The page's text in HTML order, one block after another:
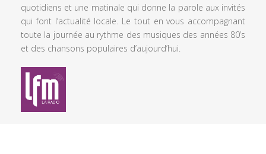
quotidiens et une matinale qui donne la parole aux invités
qui font l’actualité locale. Le tout en vous accompagnant
toute la journée au rythme des musiques des années 80’s
et des chansons populaires d’aujourd’hui.